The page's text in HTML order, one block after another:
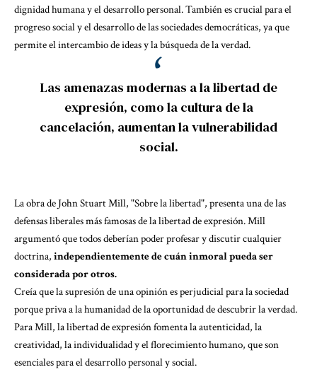
dignidad humana y el desarrollo personal. También es crucial para el
progreso social y el desarrollo de las sociedades democráticas, ya que
permite el intercambio de ideas y la búsqueda de la verdad.
Las amenazas modernas a la libertad de
expresión, como la cultura de la
cancelación, aumentan la vulnerabilidad
social.
La obra de John Stuart Mill, "Sobre la libertad", presenta una de las
defensas liberales más famosas de la libertad de expresión. Mill
argumentó que todos deberían poder profesar y discutir cualquier
doctrina, independientemente de cuán inmoral pueda ser
considerada por otros.
Creía que la supresión de una opinión es perjudicial para la sociedad
porque priva a la humanidad de la oportunidad de descubrir la verdad.
Para Mill, la libertad de expresión fomenta la autenticidad, la
creatividad, la individualidad y el florecimiento humano, que son
esenciales para el desarrollo personal y social.